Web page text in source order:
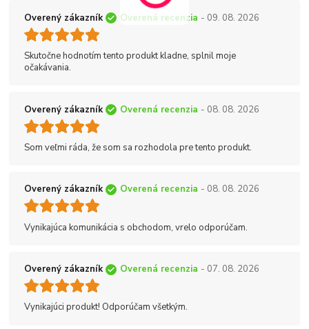
Overený zákazník Overená recenzia - 09. 08. 2026
Skutočne hodnotím tento produkt kladne, splnil moje
očakávania.
Overený zákazník Overená recenzia - 08. 08. 2026
Som veľmi ráda, že som sa rozhodola pre tento produkt.
Overený zákazník Overená recenzia - 08. 08. 2026
Vynikajúca komunikácia s obchodom, vrelo odporúčam.
Overený zákazník Overená recenzia - 07. 08. 2026
Vynikajúci produkt! Odporúčam všetkým.